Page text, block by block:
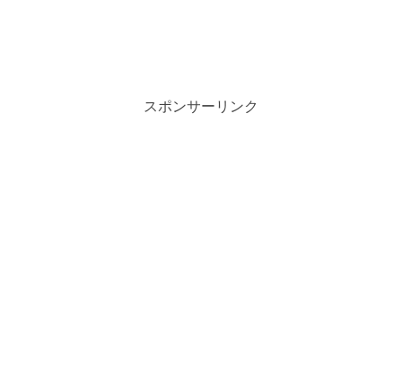
スポンサーリンク